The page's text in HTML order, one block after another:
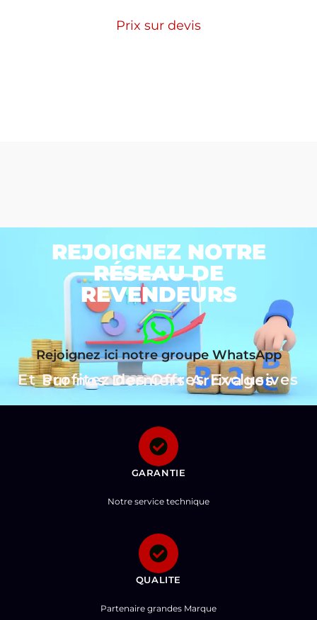
Prix sur devis
REJOIGNEZ NOTRE
RÉSEAU DE
REVENDEURS
Rejoignez ici notre groupe WhatsApp
Et Profitez des Offres Exclusives sur nos Derniers Arrivages
GARANTIE
Notre service technique
QUALITE
Partenaire grandes Marque